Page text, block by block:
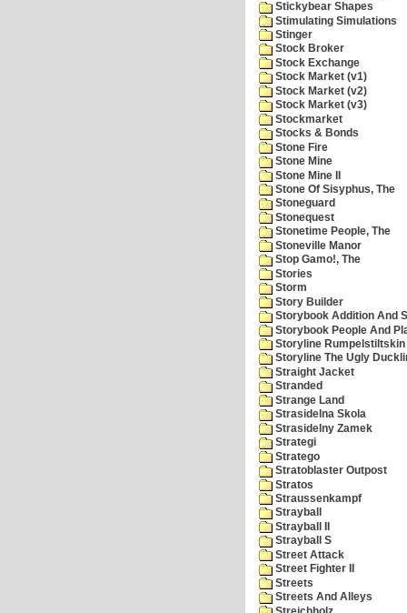
Stickybear Shapes
Stimulating Simulations
Stinger
Stock Broker
Stock Exchange
Stock Market (v1)
Stock Market (v2)
Stock Market (v3)
Stockmarket
Stocks & Bonds
Stone Fire
Stone Mine
Stone Mine II
Stone Of Sisyphus, The
Stoneguard
Stonequest
Stonetime People, The
Stoneville Manor
Stop Gamo!, The
Stories
Storm
Story Builder
Storybook Addition And
Storybook People And
Storyline Rumpelstiltskin
Storyline The Ugly
Straight Jacket
Stranded
Strange Land
Strasidelna Skola
Strasidelny Zamek
Strategi
Stratego
Stratoblaster Outpost
Stratos
Straussenkampf
Strayball
Strayball II
Strayball S
Street Attack
Street Fighter II
Streets
Streets And Alleys
Streichholz